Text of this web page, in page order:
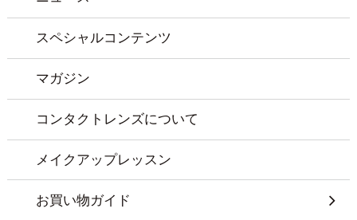
スペシャルコンテンツ
マガジン
コンタクトレンズについて
メイクアップレッスン
お買い物ガイド